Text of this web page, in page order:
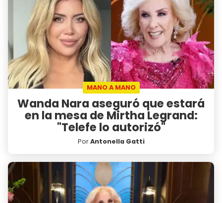
MANO A MANO
Wanda Nara aseguró que estará
en la mesa de Mirtha Legrand:
"Telefe lo autorizó"
PorAntonella Gatti